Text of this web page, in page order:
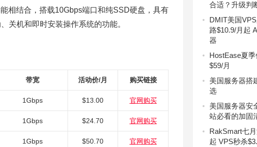
相结合，搭载10Gbps端口和纯SSD硬盘，具有
关机和即时安装操作系统的功能。
带宽 活动价/月 购买链接
1Gbps $13.00 官网购买
1Gbps $24.70 官网购买
1Gbps $50.70 官网购买
合适？升级判
DMIT美国
路$10.9/月起
器
HostEase夏
$59/月
美国服务器搭
选
美国服务器安
站必看的加固
RakSmart七
起 VPS秒杀